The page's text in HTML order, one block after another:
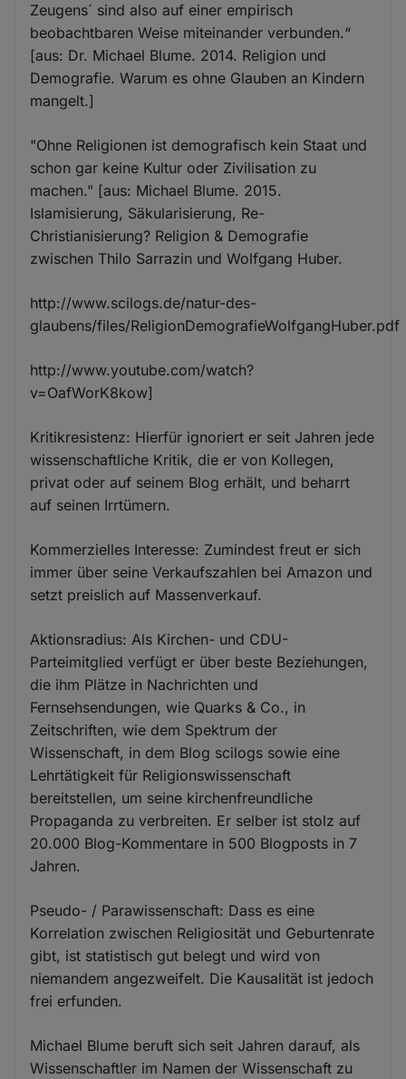
Zeugens´ sind also auf einer empirisch
beobachtbaren Weise miteinander verbunden.“
[aus: Dr. Michael Blume. 2014. Religion und
Demografie. Warum es ohne Glauben an Kindern
mangelt.]
"Ohne Religionen ist demografisch kein Staat und
schon gar keine Kultur oder Zivilisation zu
machen." [aus: Michael Blume. 2015.
Islamisierung, Säkularisierung, Re-
Christianisierung? Religion & Demografie
zwischen Thilo Sarrazin und Wolfgang Huber.
http://www.scilogs.de/natur-des-
glaubens/files/ReligionDemografieWolfgangHuber.pdf
http://www.youtube.com/watch?
v=OafWorK8kow]
Kritikresistenz: Hierfür ignoriert er seit Jahren jede
wissenschaftliche Kritik, die er von Kollegen,
privat oder auf seinem Blog erhält, und beharrt
auf seinen Irrtümern.
Kommerzielles Interesse: Zumindest freut er sich
immer über seine Verkaufszahlen bei Amazon und
setzt preislich auf Massenverkauf.
Aktionsradius: Als Kirchen- und CDU-
Parteimitglied verfügt er über beste Beziehungen,
die ihm Plätze in Nachrichten und
Fernsehsendungen, wie Quarks & Co., in
Zeitschriften, wie dem Spektrum der
Wissenschaft, in dem Blog scilogs sowie eine
Lehrtätigkeit für Religionswissenschaft
bereitstellen, um seine kirchenfreundliche
Propaganda zu verbreiten. Er selber ist stolz auf
20.000 Blog-Kommentare in 500 Blogposts in 7
Jahren.
Pseudo- / Parawissenschaft: Dass es eine
Korrelation zwischen Religiosität und Geburtenrate
gibt, ist statistisch gut belegt und wird von
niemandem angezweifelt. Die Kausalität ist jedoch
frei erfunden.
Michael Blume beruft sich seit Jahren darauf, als
Wissenschaftler im Namen der Wissenschaft zu